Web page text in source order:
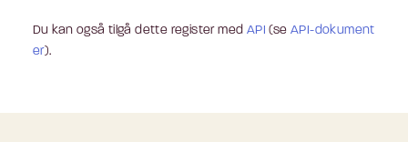
Du kan også tilgå dette register med API (seAPI-dokument
er).